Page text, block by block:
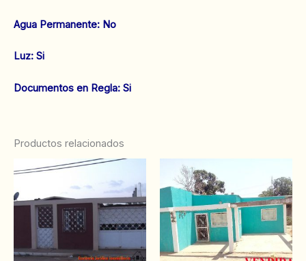
‌Agua Permanente: No
‌Luz: Si
‌‌Documentos en Regla: Si
Productos relacionados